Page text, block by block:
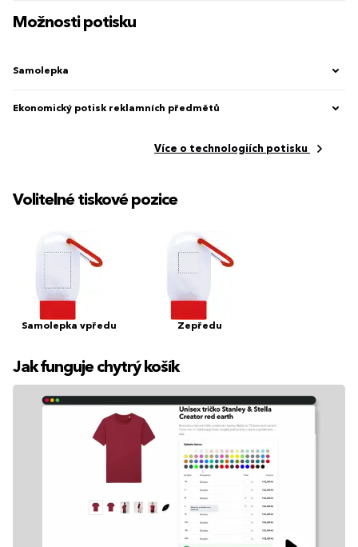
Možnosti potisku
Samolepka
Ekonomický potisk reklamních předmětů
Více o technologiích potisku
Volitelné tiskové pozice
Samolepka vpředu Zepředu
Jak funguje chytrý košík